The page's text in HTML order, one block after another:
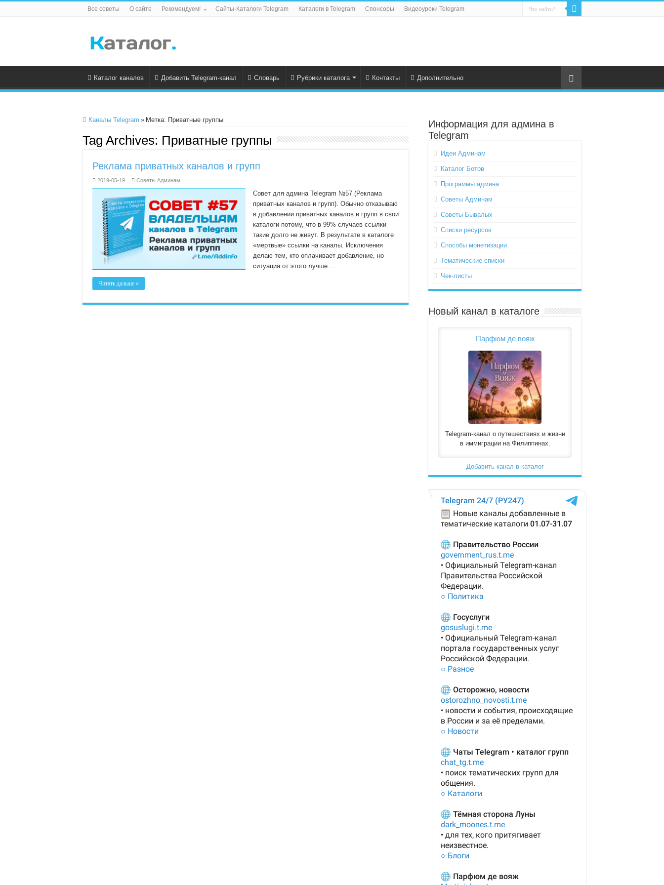
Все советы О сайте Рекомендуем! Сайты-Каталоги Telegram Каталоги в Telegram Спонсоры Видеоуроки Telegram
Каталог каналов Добавить Telegram-канал Словарь Рубрики каталога Контакты Дополнительно
Каналы Telegram » Метка: Приватные группы
Tag Archives: Приватные группы
Реклама приватных каналов и групп
2019-05-19 Советы Админам
Совет для админа Telegram №57 (Реклама
приватных каналов и групп). Обычно отказываю
в добавлении приватных каналов и групп в свои
каталоги потому, что в 99% случаев ссылки
такие долго не живут. В результате в каталоге
«мертвые» ссылки на каналы. Исключения
делаю тем, кто оплачивает добавление, но
ситуация от этого лучше …
Читать дальше »
Информация для админа в
Telegram
Идеи Админам
Каталог Ботов
Программы админа
Советы Админам
Советы Бывалых
Списки ресурсов
Способы монетизации
Тематические списки
Чек-листы
Новый канал в каталоге
Парфюм де вояж
Telegram-канал о путешествиях и жизни
в иммиграции на Филиппинах.
Добавить канал в каталог